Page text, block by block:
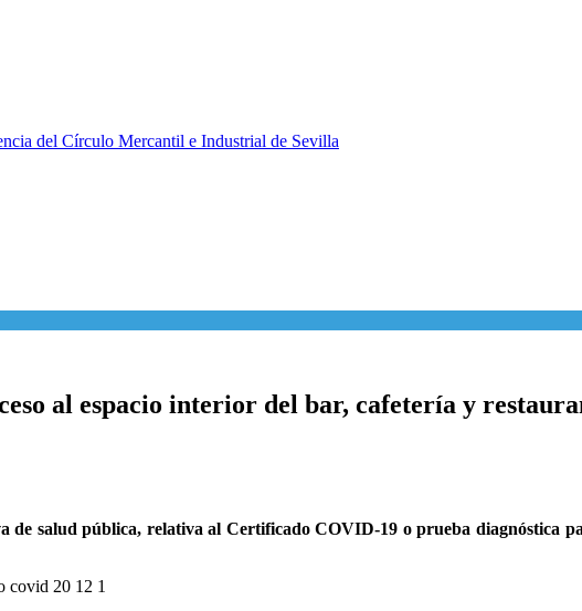
del Círculo Mercantil e Industrial de Sevilla
al espacio interior del bar, cafetería y
salud pública, relativa al Certificado COVID-19 o prueba diagnóstica